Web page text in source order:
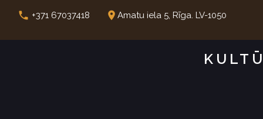
call +371 67037418 place Amatu iela 5, Rīga. LV-1050